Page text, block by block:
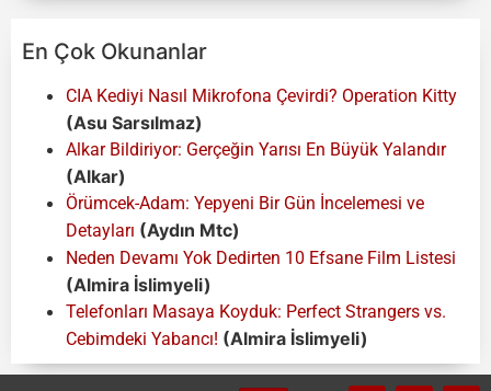
En Çok Okunanlar
CIA Kediyi Nasıl Mikrofona Çevirdi? Operation Kitty
(Asu Sarsılmaz)
Alkar Bildiriyor: Gerçeğin Yarısı En Büyük Yalandır
(Alkar)
Örümcek-Adam: Yepyeni Bir Gün İncelemesi ve
Detayları (Aydın Mtc)
Neden Devamı Yok Dedirten 10 Efsane Film Listesi
(Almira İslimyeli)
Telefonları Masaya Koyduk: Perfect Strangers vs.
Cebimdeki Yabancı! (Almira İslimyeli)